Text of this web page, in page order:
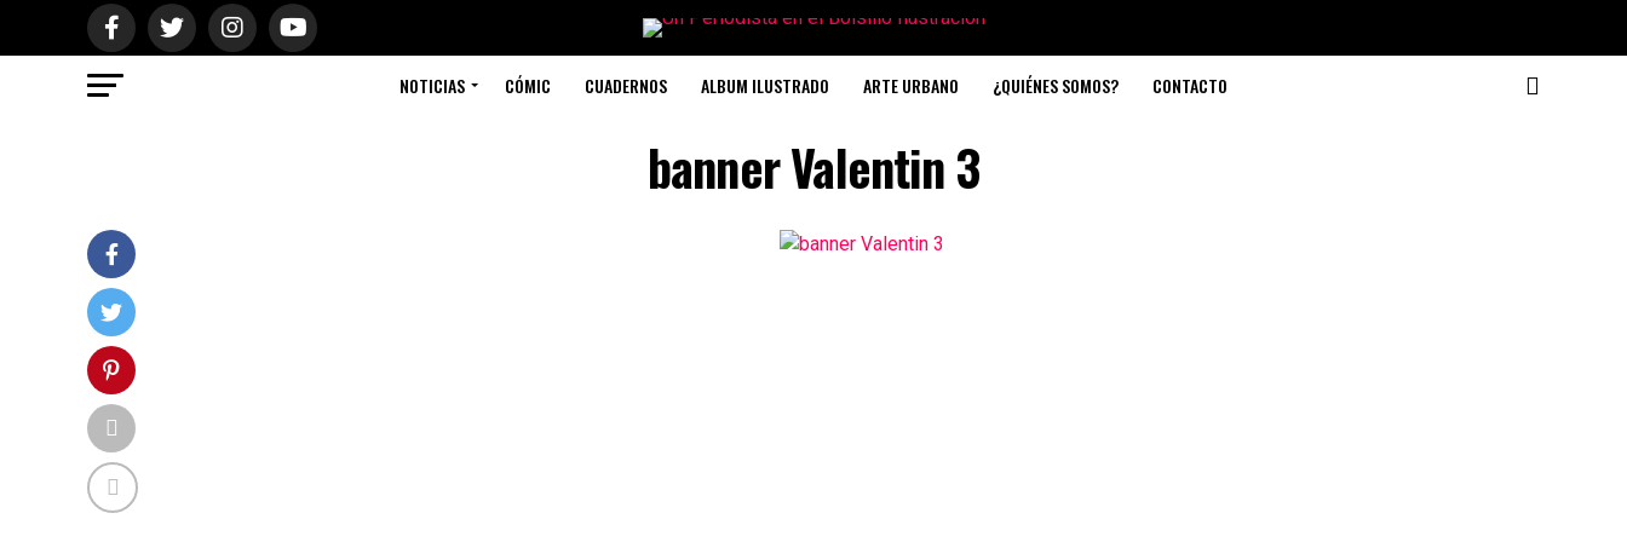
NOTICIAS CÓMIC CUADERNOS ALBUM ILUSTRADO ARTE URBANO ¿QUIÉNES SOMOS? CONTACTO
banner Valentin 3